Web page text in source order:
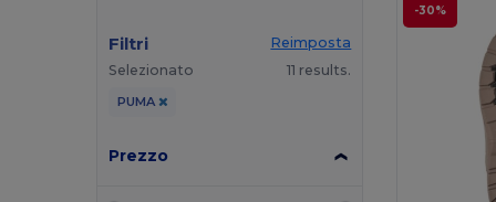
Filtri
Reimposta
Selezionato
11 results.
PUMA
Prezzo
-30%